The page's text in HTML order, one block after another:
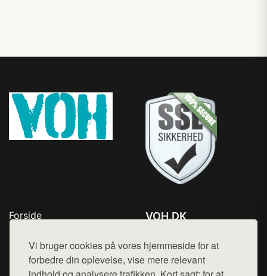
Vi bruger cookies på vores hjemmeside for at
forbedre din oplevelse, vise mere relevant
Forside
Top Rabatter
Kontakt
VOH.DK
Mail: hej@want.dk